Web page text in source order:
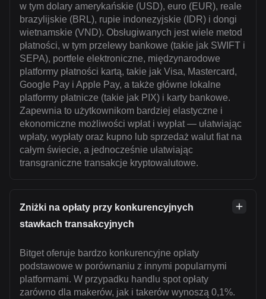
w tym dolary amerykańskie (USD), euro (EUR), reale
brazylijskie (BRL), rupie indonezyjskie (IDR) i dongi
wietnamskie (VND). Obsługiwanych jest wiele metod
płatności, w tym przelewy bankowe (takie jak SWIFT i
SEPA), portfele elektroniczne, międzynarodowe
platformy płatności kartą, takie jak Visa, Mastercard,
Google Pay i Apple Pay, a także główne lokalne
platformy płatnicze (takie jak PIX) i karty bankowe.
Zapewnia to użytkownikom bardziej elastyczne i
ekonomiczne możliwości wpłat i wypłat — ułatwiając
wpłaty, wypłaty oraz kupno lub sprzedaż walut fiat na
całym świecie, a jednocześnie ułatwiając
transgraniczne transakcje kryptowalutowe.
Zniżki na opłaty przy konkurencyjnych
stawkach transakcyjnych
Bitget oferuje bardzo konkurencyjne opłaty
podstawowe w porównaniu z innymi popularnymi
platformami. W przypadku handlu spot opłaty
zarówno dla makerów, jak i takerów wynoszą 0,1%.